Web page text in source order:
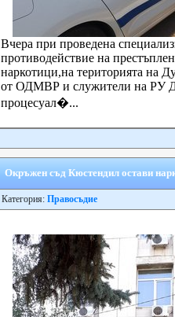
Вчера при проведена
противодействие на
наркотици,на територията на
от ОДМВР и служители на РУ
процесуал�...
Окръжен съд Кюстендил остави
Категория: Правосъдие